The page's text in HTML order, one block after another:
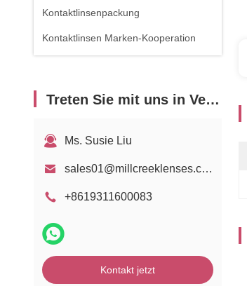
Kontaktlinsenpackung
Kontaktlinsen Marken-Kooperation
Treten Sie mit uns in Verbindung
Ms. Susie Liu
sales01@millcreeklenses.com
+8619311600083
Kontakt jetzt